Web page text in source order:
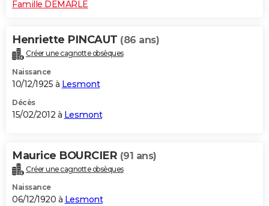
Famille DEMARLE
Henriette PINCAUT (86 ans)
Créer une cagnotte obsèques
Naissance
10/12/1925 à Lesmont
Décès
15/02/2012 à Lesmont
Maurice BOURCIER (91 ans)
Créer une cagnotte obsèques
Naissance
06/12/1920 à Lesmont